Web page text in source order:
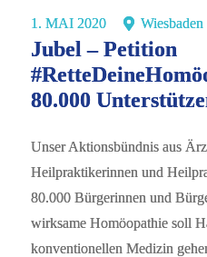
1. MAI 2020 Wiesbaden
Jubel – Petition
80.000
Unser Aktionsbündnis aus
Heilpraktikerinnen und
80.000 Bürgerinnen und
wirksame Homöopathie soll
konventionellen Medizin